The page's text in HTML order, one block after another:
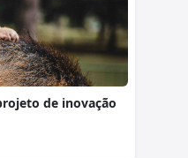
de inovação